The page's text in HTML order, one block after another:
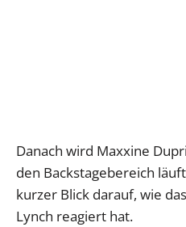
Danach wird Maxxine
den Backstagebereich
kurzer Blick darauf, wie
Lynch reagiert hat.